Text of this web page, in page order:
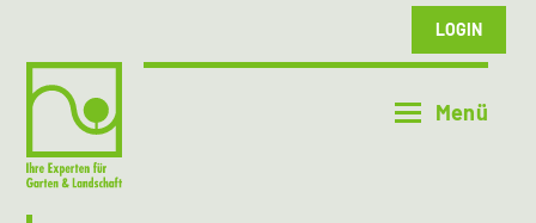
LOGIN